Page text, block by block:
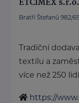
ETCIMEX s.r.o.
Bratří Štefanů 982/
Tradiční
textilu a
více než 250
https://